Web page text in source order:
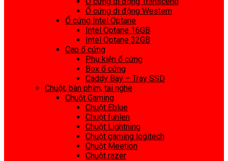
Ổ cứng di động Western
Ổ cứng Intel Optane
Intel Optane 16GB
Intel Optane 32GB
Cap ổ cứng
Phụ kiện ổ cứng
Box ổ cứng
Caddy Bay – Tray SSD
Chuột, bàn phím, tai nghe
Chuột Gaming
Chuột Eblue
Chuột fuhlen
Chuột Lightning
Chuột gaming logitech
Chuột Meetion
Chuột razer